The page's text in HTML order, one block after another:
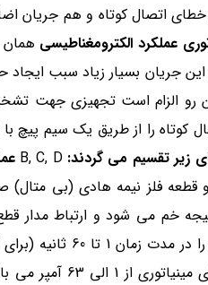
خطای اتصال کوتاه و هم
عملکرد الکترومغناطیسی
و این جریان بسیار زیاد سبب
رو الزام است تجهیزی جهت
کوتاه را از طریق یک سیم
زیر تقسیم می گردند: B, C, D
قطعه فلز نیمه هادی (بی